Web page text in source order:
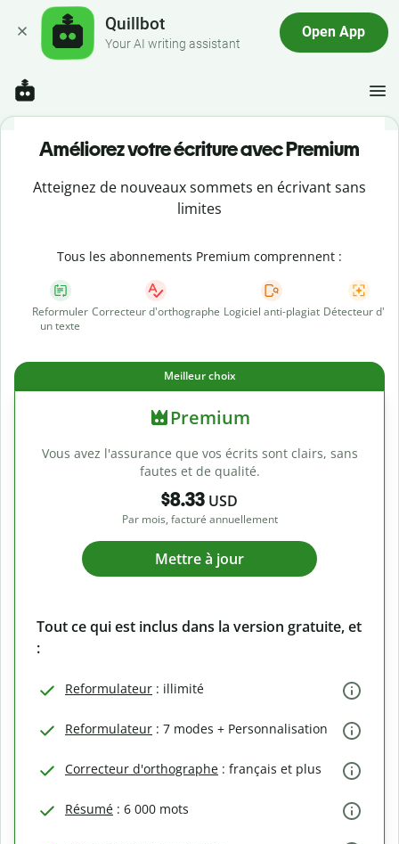
Quillbot
Your AI writing assistant
Open App
Améliorez votre écriture avec Premium
Atteignez de nouveaux sommets en écrivant sans
limites
Tous les abonnements Premium comprennent :
Reformuler
un texte
Correcteur d'orthographe Logiciel anti-plagiat Détecteur d'IA
Meilleur choix
Premium
Vous avez l'assurance que vos écrits sont clairs, sans
fautes et de qualité.
$8.33 USD
Par mois, facturé annuellement
Mettre à jour
Tout ce qui est inclus dans la version gratuite, et
:
Reformulateur : illimité
Reformulateur : 7 modes + Personnalisation
Correcteur d'orthographe : français et plus
Résumé : 6 000 mots